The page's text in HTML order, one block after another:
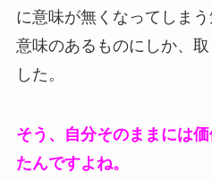
に意味が無くなってしまう
意味のあるものにしか、
した。
そう、自分そのままには
たんですよね。